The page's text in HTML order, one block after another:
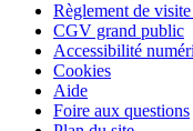
Règlement de
CGV grand public
Accessibilité
Cookies
Aide
Foire aux questions